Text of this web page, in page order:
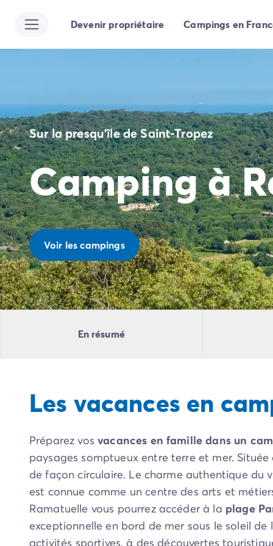
Toutes nos destinations
Camping Haut-Rhin
Camping Colmar
Camping Aquitaine
Camping Dordogne
Camping Gironde
Camping Arcachon
Camping Bordeaux
Camping Les Landes
Camping Biscarrosse
Camping Hossegor
Camping Messanges
Camping Mimizan
Camping Pyrénées Atlantiques
Camping Biarritz
Camping Bidart
Camping Bretagne
Camping Saint-Malo
Camping Morbihan
Camping Centre-Val de Loire
Camping Indre-et-Loire
Camping Chenonceau
Camping Champagne-Ardenne
Camping Ardennes
Camping Corse
Camping Corse-du-Sud
Camping Bonifacio
Devenir propriétaire Campings en
Sur la presqu'île de Saint-Tropez
Camping à
Voir les campings
En résumé
Les vacances en
Préparez vosvacances en famille dans un
paysages somptueux entre terre et mer.
de façon circulaire. Le charme authentique du
est connue comme un centre des arts et
Ramatuelle vous pourrez accéder à la plage
exceptionnelle en bord de mer sous le soleil
activités sportives, à des découvertes